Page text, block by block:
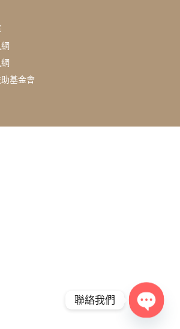
基金會
聯絡我們